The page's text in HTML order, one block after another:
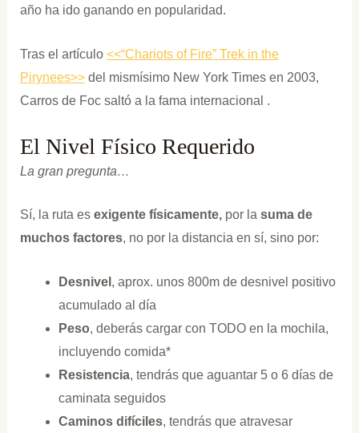
año ha ido ganando en popularidad.
Tras el artículo <<“Chariots of Fire” Trek in the
Pirynees>>del mismísimo New York Times en 2003,
Carros de Foc saltó a la fama internacional .
El Nivel Físico Requerido
La gran pregunta…
Sí, la ruta esexigente físicamente,por la suma de
muchos factores, no por la distancia en sí, sino por:
Desnivel , aprox. unos 800m de desnivel positivo
acumulado al día
Peso, deberás cargar con TODO en la mochila,
incluyendo comida*
Resistencia, tendrás que aguantar 5 o 6 días de
caminata seguidos
Caminos difíciles, tendrás que atravesar